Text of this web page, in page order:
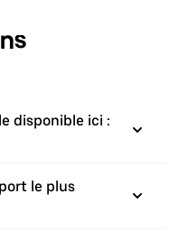
disponible ici :
le plus